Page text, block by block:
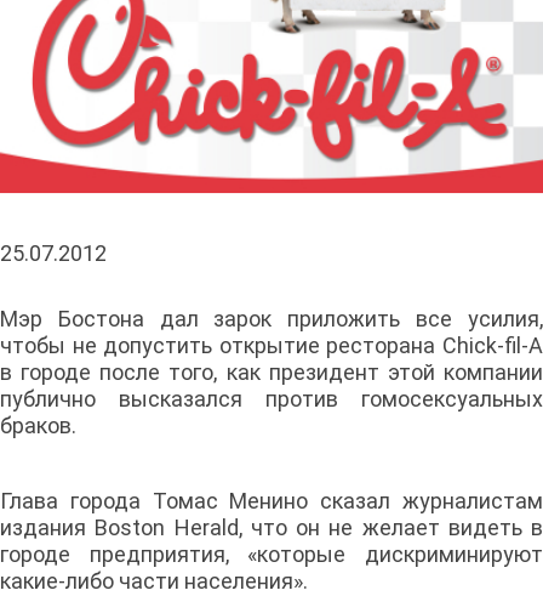
25.07.2012
Мэр Бостона дал зарок приложить все усилия,
чтобы не допустить открытие ресторана Chick-fil-A
в городе после того, как президент этой компании
публично высказался против гомосексуальных
браков.
Глава города Томас Менино сказал журналистам
издания Boston Herald, что он не желает видеть в
городе предприятия, «которые дискриминируют
какие-либо части населения».